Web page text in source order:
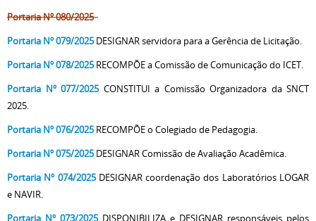
Portaria Nº 080/2025
Portaria Nº 079/2025DESIGNAR servidora para a Gerência de Licitação.
Portaria Nº 078/2025RECOMPÕE a Comissão de Comunicação do ICET.
Portaria Nº 077/2025CONSTITUI a Comissão Organizadora da SNCT
2025.
Portaria Nº 076/2025RECOMPÕE o Colegiado de Pedagogia.
Portaria Nº 075/2025DESIGNAR Comissão de Avaliação Acadêmica.
Portaria Nº 074/2025DESIGNAR coordenação dos Laboratórios LOGAR
e NAVIR.
Portaria Nº 073/2025DISPONIBILIZA e DESIGNAR responsáveis pelos